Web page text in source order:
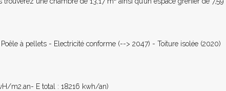
à pellets - Electricité conforme (--> 2047) - Toiture isolée (2020)
m2.an- E total : 18216 kwh/an)